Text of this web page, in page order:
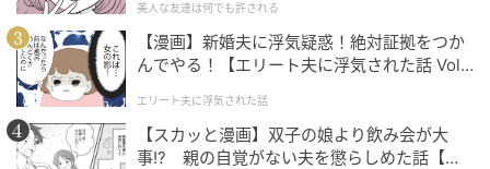
美人な友達は何でも許される
【漫画】新婚夫に浮気疑惑！絶対証拠をつか
んでやる！【エリート夫に浮気された話 Vol.
エリート夫に浮気された話
【スカッと漫画】双子の娘より飲み会が大
事!? 親の自覚がない夫を懲らしめた話【第1